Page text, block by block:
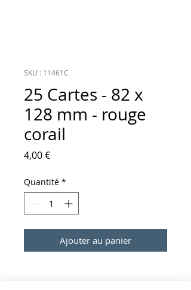
SKU : 11461C
25 Cartes - 82 x
128 mm - rouge
corail
4,00 €Prix
Quantité *
Ajouter au panier